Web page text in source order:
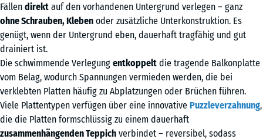
Fällen direkt auf den vorhandenen Untergrund verlegen – ganz
ohne Schrauben, Kleben oder zusätzliche Unterkonstruktion. Es
genügt, wenn der Untergrund eben, dauerhaft tragfähig und gut
drainiert ist.
Die schwimmende Verlegung entkoppelt die tragende Balkonplatte
vom Belag, wodurch Spannungen vermieden werden, die bei
verklebten Platten häufig zu Abplatzungen oder Brüchen führen.
Viele Plattentypen verfügen über eine innovative Puzzleverzahnung,
die die Platten formschlüssig zu einem dauerhaft
zusammenhängenden Teppich verbindet – reversibel, sodass